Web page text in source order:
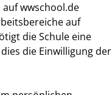
wwschool.de
auf
die Schule eine
die Einwilligung der